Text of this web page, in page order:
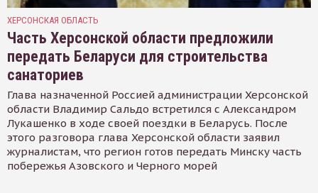
ХЕРСОНСКАЯ ОБЛАСТЬ
Часть Херсонской области предложили
передать Беларуси для строительства
санаториев
Глава назначенной Россией администрации Херсонской
области Владимир Сальдо встретился с Александром
Лукашенко в ходе своей поездки в Беларусь. После
этого разговора глава Херсонской области заявил
журналистам, что регион готов передать Минску часть
побережья Азовского и Черного морей